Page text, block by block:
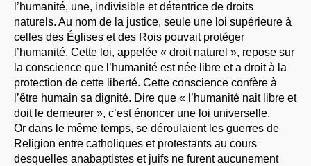
l’humanité, une, indivisible et détentrice de droits
naturels. Au nom de la justice, seule une loi supérieure à
celles des Églises et des Rois pouvait protéger
l’humanité. Cette loi, appelée « droit naturel », repose sur
la conscience que l’humanité est née libre et a droit à la
protection de cette liberté. Cette conscience confère à
l’être humain sa dignité. Dire que « l’humanité nait libre et
doit le demeurer », c’est énoncer une loi universelle.
Or dans le même temps, se déroulaient les guerres de
Religion entre catholiques et protestants au cours
desquelles anabaptistes et juifs ne furent aucunement